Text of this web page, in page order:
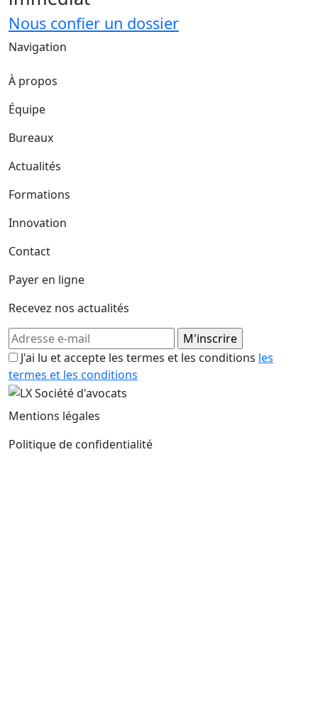
Nous confier un dossier
Navigation
À propos
Équipe
Bureaux
Actualités
Formations
Innovation
Contact
Payer en ligne
Recevez nos actualités
J'ai lu et accepte les termes et les conditions les
termes et les conditions
Mentions légales
Politique de confidentialité